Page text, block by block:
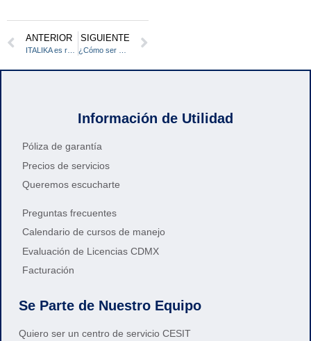
ANTERIOR SIGUIENTE
Información de Utilidad
Póliza de garantía
Precios de servicios
Queremos escucharte
Preguntas frecuentes
Calendario de cursos de manejo
Evaluación de Licencias CDMX
Facturación
Se Parte de Nuestro Equipo
Quiero ser un centro de servicio CESIT